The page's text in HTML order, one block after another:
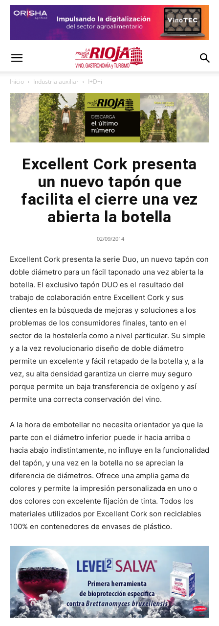
Inicio Industria auxiliar I+D+i
Excellent Cork presenta
un nuevo tapón que
facilita el cierre una vez
abierta la botella
02/09/2014
Excellent Cork presenta la serie Duo, un nuevo tapón con
doble diámetro para un fácil taponado una vez abierta la
botella. El exclusivo tapón DUO es el resultado del
trabajo de colaboración entre Excellent Cork y sus
clientes en la búsqueda de mejoras y soluciones a los
problemas de los consumidores finales, tanto en el
sector de la hostelería como a nivel particular. Su simple
y a la vez revolucionario diseño de doble diámetro
permite un excelente y fácil retapado de la botella y, a la
vez, su alta densidad garantiza un cierre muy seguro
porque permite un baja transferencia de oxígeno y así
permite una correcta conservación del vino.
A la hora de embotellar no necesita orientador ya que la
parte con el diámetro inferior puede ir hacia arriba o
hacia abajo indistintamente, no influye en la funcionalidad
del tapón, y una vez en la botella no se aprecian la
diferencia de diámetros. Ofrece una amplia gama de
colores y permite la impresión personalizada en uno o
dos colores con excelente fijación de tinta. Todos los
materiales utilizados por Excellent Cork son reciclables
100% en contenedores de envases de plástico.